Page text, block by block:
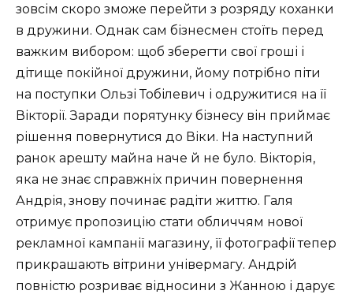
зовсім скоро зможе перейти з розряду коханки
в дружини. Однак сам бізнесмен стоїть перед
важким вибором: щоб зберегти свої гроші і
дітище покійної дружини, йому потрібно піти
на поступки Ользі Тобілевич і одружитися на її
Вікторії. Заради порятунку бізнесу він приймає
рішення повернутися до Віки. На наступний
ранок арешту майна наче й не було. Вікторія,
яка не знає справжніх причин повернення
Андрія, знову починає радіти життю. Галя
отримує пропозицію стати обличчям нової
рекламної кампанії магазину, її фотографії тепер
прикрашають вітрини універмагу. Андрій
повністю розриває відносини з Жанною і дарує